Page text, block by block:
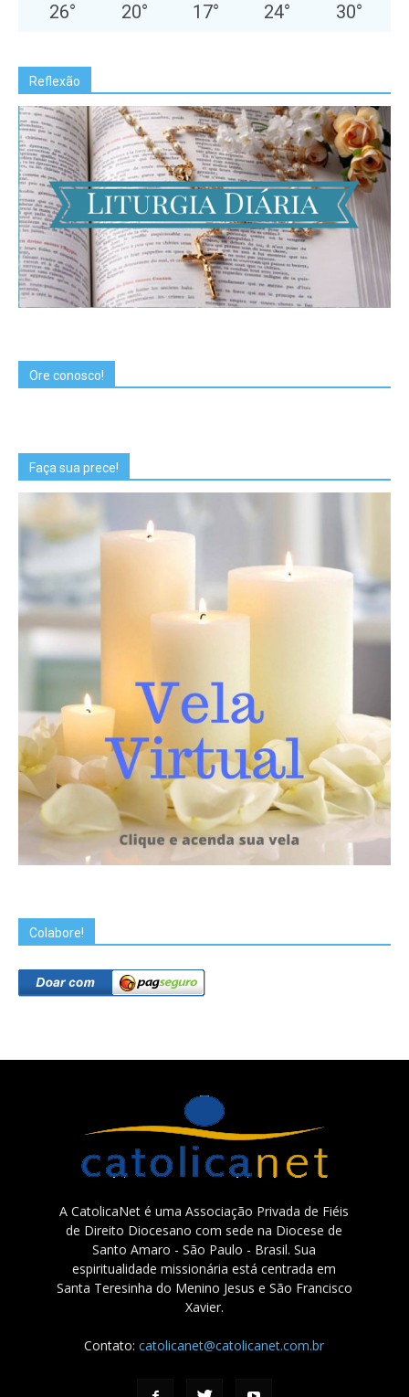
26° 20° 17° 24° 30°
Reflexão
Ore conosco!
Faça sua prece!
Colabore!
A CatolicaNet é uma Associação Privada de Fiéis
de Direito Diocesano com sede na Diocese de
Santo Amaro - São Paulo - Brasil. Sua
espiritualidade missionária está centrada em
Santa Teresinha do Menino Jesus e São Francisco
Xavier.
Contato:catolicanet@catolicanet.com.br